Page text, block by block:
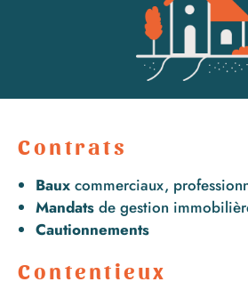
Contrats
Baux commerciaux,
Mandats de gestion
Cautionnements
Contentieux